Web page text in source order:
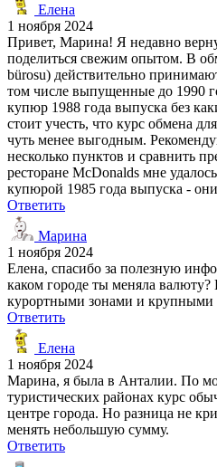
Елена
1 ноября 2024
Привет, Марина! Я недавно
поделиться свежим опытом. В
bürosu) действительно
том числе выпущенные до 1990
купюр 1988 года выпуска без
стоит учесть, что курс обмена
чуть менее выгодным.
несколько пунктов и сравнить
ресторане McDonalds мне
купюрой 1985 года выпуска -
Ответить
Марина
1 ноября 2024
Елена, спасибо за полезную
каком городе ты меняла
курортными зонами и крупными
Ответить
Елена
1 ноября 2024
Марина, я была в Анталии. По
туристических районах курс
центре города. Но разница не
менять небольшую сумму.
Ответить